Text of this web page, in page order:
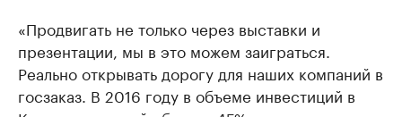
«Продвигать не только через выставки и
презентации, мы в это можем заиграться.
Реально открывать дорогу для наших компаний в
госзаказ. В 2016 году в объеме инвестиций в